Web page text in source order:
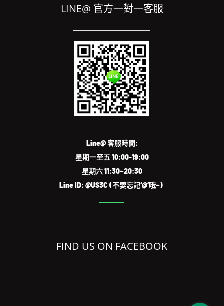
LINE@ 官方一對一客服
Line@ 客服時間:
星期一至五 10:00-19:00
星期六 11:30~20:30
Line ID: @US3C (不要忘記‘@’哦~)
FIND US ON FACEBOOK